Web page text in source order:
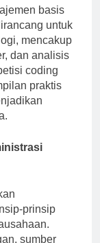
basis
untuk
mencakup
dan analisis
coding
praktis
prinsip